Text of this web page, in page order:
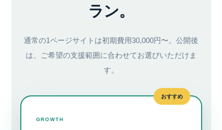
ラン。
通常の1ページサイトは初期費用30,000円〜。公開後
は、ご希望の支援範囲に合わせてお選びいただけま
す。
おすすめ
GROWTH